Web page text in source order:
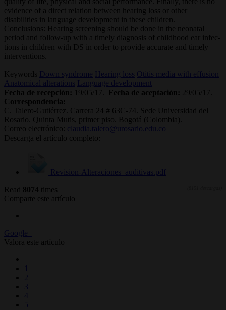
evidence of a direct relation between hearing loss or other
disabilities in language development in these children.
Conclusions: Hearing screening should be done in the neonatal
period and follow-up with a timely diagnosis of childhood ear infec-
tions in children with DS in order to provide accurate and timely
interventions.
Keywords Down syndrome Hearing loss Otitis media with effusion
Anatomical alterations Language development
Fecha de recepción: 19/05/17. Fecha de aceptación:
29/05/17.
Correspondencia:
C. Talero-Gutiérrez. Carrera 24 # 63C-74. Sede Universidad del
Rosario. Quinta Mutis, primer piso. Bogotá (Colombia).
Correo electrónico: claudia.talero@urosario.edu.co
Descarga el artículo completo:
Revision-Alteraciones_auditivas.pdf
Read 8074 times
Comparte este artículo
Google+
Valora este artículo
1
2
3
4
5